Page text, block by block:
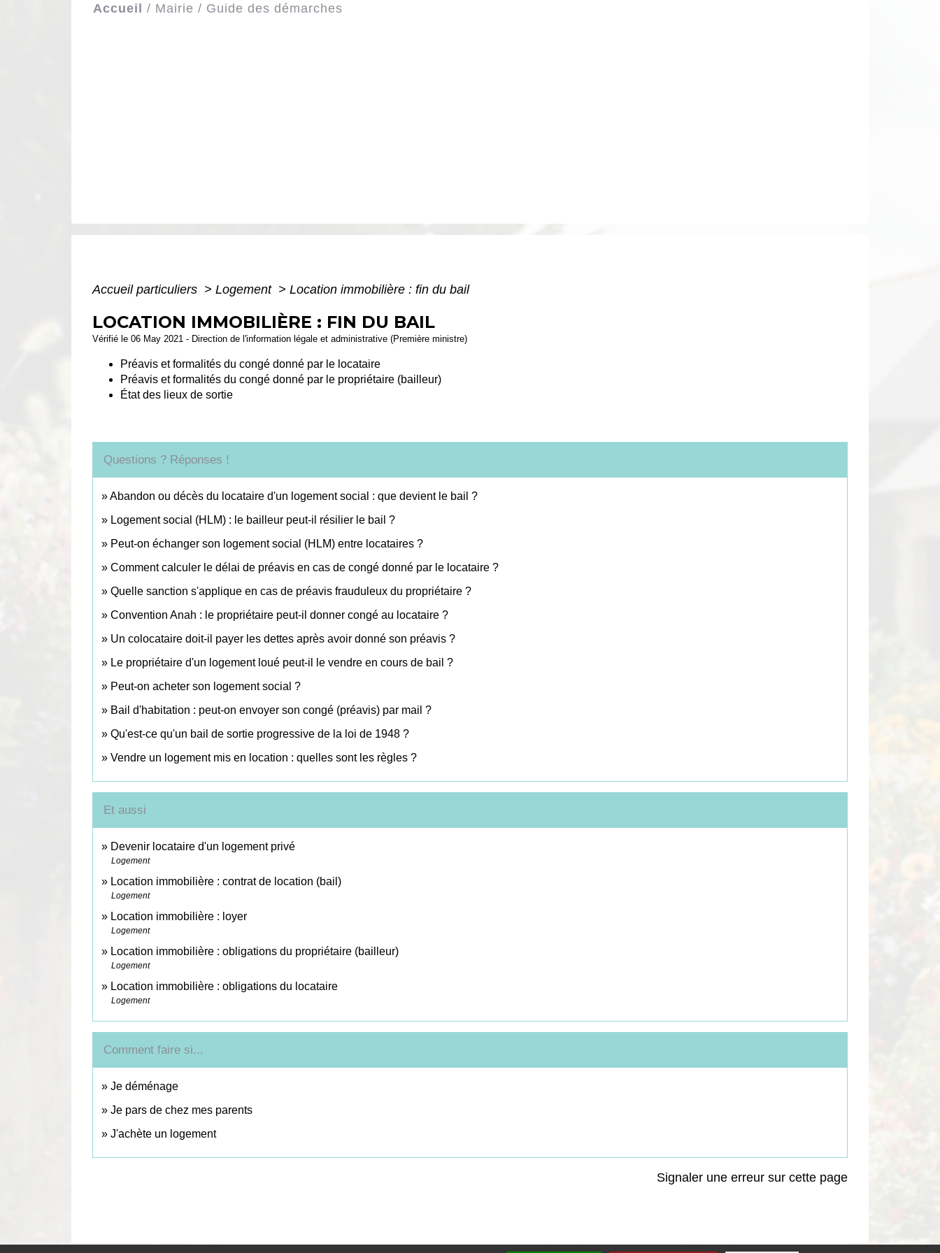
Accueil / Mairie / Guide des démarches
Accueil particuliers > Logement > Location immobilière : fin du bail
LOCATION IMMOBILIÈRE : FIN DU BAIL
Vérifié le 06 May 2021 - Direction de l'information légale et administrative (Première ministre)
Préavis et formalités du congé donné par le locataire
Préavis et formalités du congé donné par le propriétaire (bailleur)
État des lieux de sortie
Questions ? Réponses !
Abandon ou décès du locataire d'un logement social : que devient le bail ?
Logement social (HLM) : le bailleur peut-il résilier le bail ?
Peut-on échanger son logement social (HLM) entre locataires ?
Comment calculer le délai de préavis en cas de congé donné par le locataire ?
Quelle sanction s'applique en cas de préavis frauduleux du propriétaire ?
Convention Anah : le propriétaire peut-il donner congé au locataire ?
Un colocataire doit-il payer les dettes après avoir donné son préavis ?
Le propriétaire d'un logement loué peut-il le vendre en cours de bail ?
Peut-on acheter son logement social ?
Bail d'habitation : peut-on envoyer son congé (préavis) par mail ?
Qu'est-ce qu'un bail de sortie progressive de la loi de 1948 ?
Vendre un logement mis en location : quelles sont les règles ?
Et aussi
Devenir locataire d'un logement privé
Logement
Location immobilière : contrat de location (bail)
Logement
Location immobilière : loyer
Logement
Location immobilière : obligations du propriétaire (bailleur)
Logement
Location immobilière : obligations du locataire
Logement
Comment faire si...
Je déménage
Je pars de chez mes parents
J'achète un logement
Signaler une erreur sur cette page